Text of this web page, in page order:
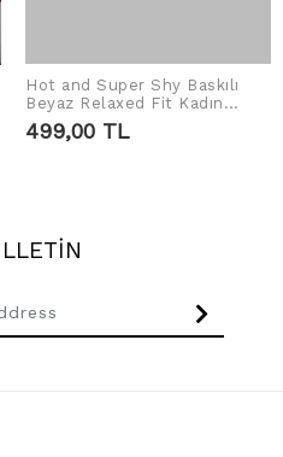
ADD TO CART
Hot and Super Shy Baskılı
Beyaz Relaxed Fit Kadın
Tshirt
499,00 TL